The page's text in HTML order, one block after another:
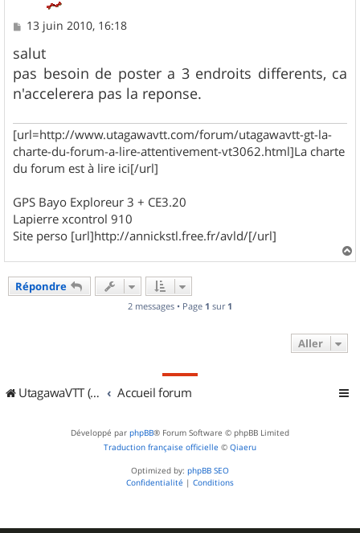
M
s
s
a
g
e
13 juin 2010, 16:18
salut
pas besoin de poster a 3 endroits differents, ca
n'accelerera pas la reponse.
[url=http://www.utagawavtt.com/forum/utagawavtt-gt-la-
charte-du-forum-a-lire-attentivement-vt3062.html]La charte
du forum est à lire ici[/url]
GPS Bayo Exploreur 3 + CE3.20
Lapierre xcontrol 910
Site perso [url]http://annickstl.free.fr/avld/[/url]
a
Répondre
2 messages • Page 1 sur 1
Aller
UtagawaVTT (Randos VTT et VTTAE avec traces GPS) Accueil forum
Développé par phpBB® Forum Software © phpBB Limited
Traduction française officielle © Qiaeru
Optimized by: phpBB SEO
Confidentialité | Conditions